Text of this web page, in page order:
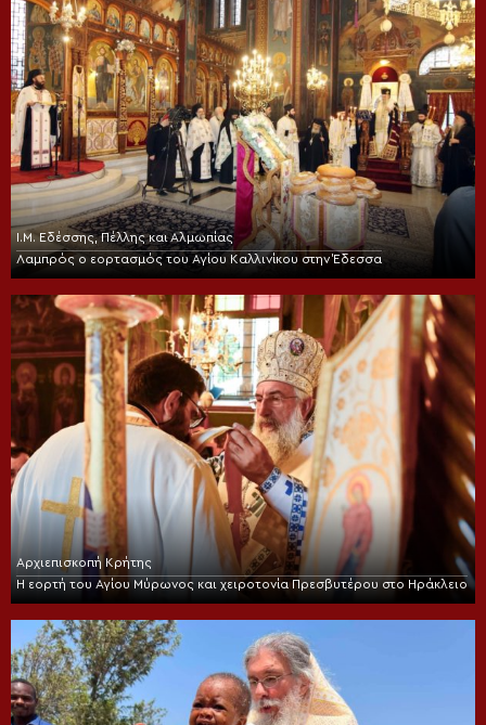
Ι.Μ. Εδέσσης, Πέλλης και Αλμωπίας
Λαμπρός ο εορτασμός του Αγίου Καλλινίκου στην Έδεσσα
Αρχιεπισκοπή Κρήτης
Η εορτή του Αγίου Μύρωνος και χειροτονία Πρεσβυτέρου στο Ηράκλειο